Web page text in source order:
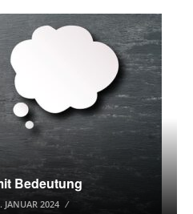
Bedeutung
JANUAR 2024